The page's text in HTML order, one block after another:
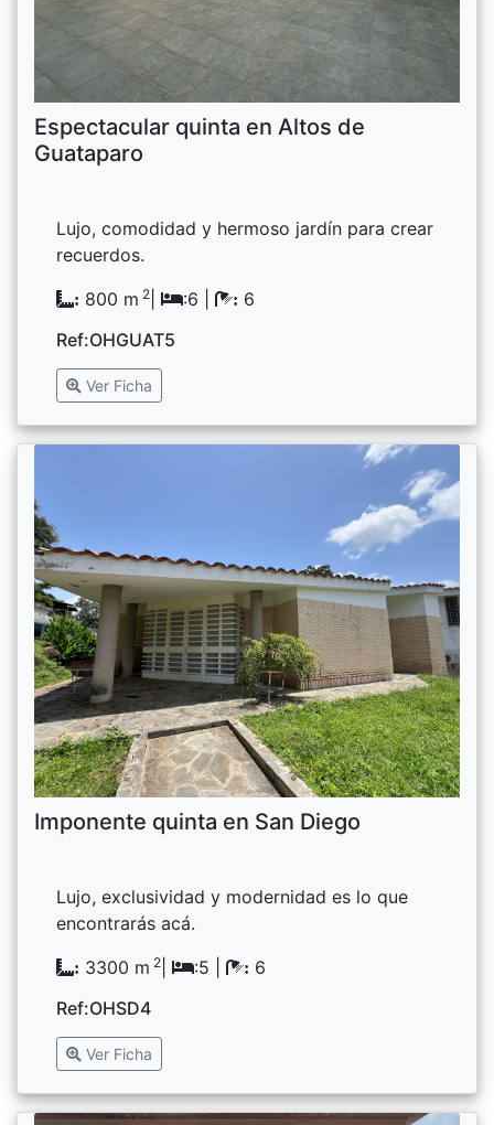
Espectacular quinta en Altos de
Guataparo
Lujo, comodidad y hermoso jardín para crear
recuerdos.
: 800 m 2 :6 | : 6
Ref:OHGUAT5
Ver Ficha
Imponente quinta en San Diego
Lujo, exclusividad y modernidad es lo que
encontrarás acá.
: 3300 m 2 :5 | : 6
Ref:OHSD4
Ver Ficha